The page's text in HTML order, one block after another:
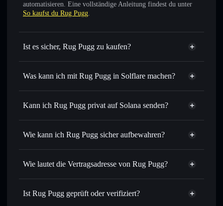
automatisieren. Eine vollständige Anleitung findest du unter
So kaufst du Rug Pugg.
Ist es sicher, Rug Pugg zu kaufen?
Rug Pugg nicht verifiziert
Was kann ich mit Rug Pugg in Solflare machen?
Rug Pugg
Solflare-Wallet
Sofort tauschen– handle RUGD gegen SOL, USDC oder
Routing zum bestmöglichen Kurs
Limit-Orders setzen– automatisiere Trades zu deinem
per Durchschnittskosteneffekt in RUGD einsteigen
Privat senden– übertrage RUGD, ohne Wallets öffentlich
Aggregators
Kann ich Rug Pugg privat auf Solana senden?
Privacy
Wie kann ich Rug Pugg sicher aufbewahren?
Rug Pugg
Wie lautet die Vertragsadresse von Rug Pugg?
Rug Pugg
Ist Rug Pugg geprüft oder verifiziert?